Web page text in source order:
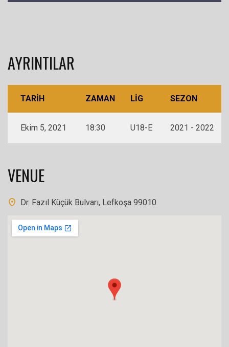
AYRINTILAR
TARIH ZAMAN LIG SEZON
Ekim 5, 2021 18:30 U18-E 2021 - 2022
VENUE
Dr. Fazıl Küçük Bulvarı, Lefkoşa 99010